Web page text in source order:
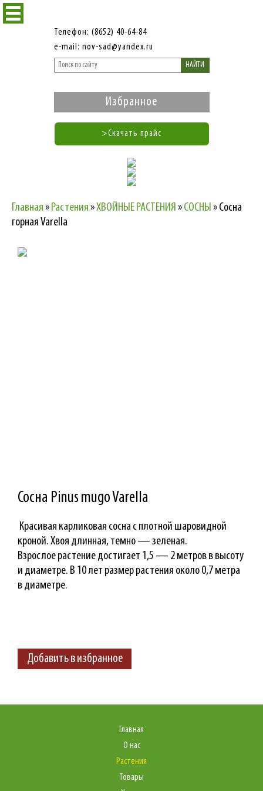
Телефон: (8652) 40-64-84
e-mail: nov-sad@yandex.ru
НАЙТИ
Избранное
>Скачать прайс
Главная» Растения»ХВОЙНЫЕ РАСТЕНИЯ »СОСНЫ »Сосна
горная Varella
Сосна Pinus mugo Varella
Красивая карликовая сосна с плотной шаровидной
кроной. Хвоя длинная, темно — зеленая.
Взрослое растение достигает 1,5 — 2 метров в высоту
и диаметре. В 10 лет размер растения около 0,7 метра
в диаметре.
Добавить в избранное
Главная
О нас
Растения
Товары